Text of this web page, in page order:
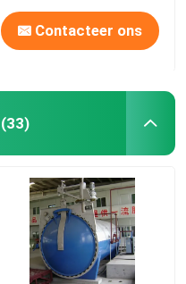
Contacteer ons
(33)